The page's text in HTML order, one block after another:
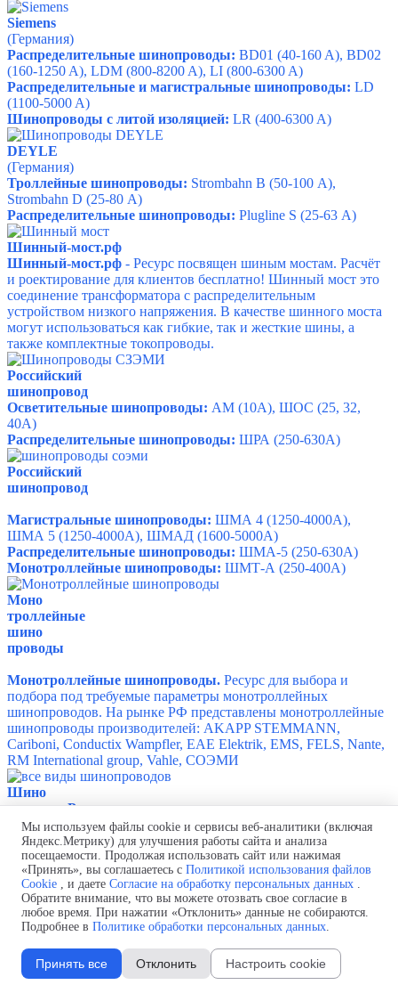
Siemens
(Германия)
Распределительные шинопроводы: BD01 (40-160 A), BD02
(160-1250 A), LDM (800-8200 A), LI (800-6300 A)
Распределительные и магистральные шинопроводы: LD
(1100-5000 A)
Шинопроводы с литой изоляцией: LR (400-6300 A)
DEYLE
(Германия)
Троллейные шинопроводы: Strombahn B (50-100 А),
Strombahn D (25-80 А)
Распределительные шинопроводы: Plugline S (25-63 А)
Шинный-мост.рф
Шинный-мост.рф - Ресурс посвящен шиным мостам. Расчёт
и роектирование для клиентов бесплатно! Шинный мост это
соединение трансформатора с распределительным
устройством низкого напряжения. В качестве шинного моста
могут использоваться как гибкие, так и жесткие шины, а
также комплектные токопроводы.
Российский
шинопровод
Осветительные шинопроводы: АМ (10А), ШОС (25, 32,
40А)
Распределительные шинопроводы: ШРА (250-630А)
Российский
шинопровод
Магистральные шинопроводы: ШМА 4 (1250-4000А),
ШМА 5 (1250-4000А), ШМАД (1600-5000А)
Распределительные шинопроводы: ШМА-5 (250-630А)
Монотроллейные шинопроводы: ШМТ-А (250-400А)
Моно
троллейные
шино
проводы
Монотроллейные шинопроводы. Ресурс для выбора и
подбора под требуемые параметры монотроллейных
шинопроводов. На рынке РФ представлены монотроллейные
шинопроводы производителей: AKAPP STEMMANN,
Cariboni, Conductix Wampfler, EAE Elektrik, EMS, FELS, Nante,
RM International group, Vahle, СОЭМИ
Шино
проводы России
Российские шинопроводы. Сайт посвящен отечественным
брендам шинопроводов: Bafen,DKC, EKF,KLM engineering,
Metaenergy,PitON,SIBAR, TEHNOTRON,Космоэлектро,
Мосэлектрощит,РТК-ЭЛЕКТРО-М, СЗЭМИ,СОЭМИ
Российский
шино
провод
Мы используем файлы cookie и сервисы веб-аналитики (включая
Яндекс.Метрику) для улучшения работы сайта и анализа
посещаемости. Продолжая использовать сайт или нажимая
«Принять», вы соглашаетесь с Политикой использования файлов
Cookie , и даете Согласие на обработку персональных данных .
Обратите внимание, что вы можете отозвать свое согласие в
любое время. При нажатии «Отклонить» данные не собираются.
Подробнее в Политике обработки персональных данных.
Принять все Отклонить Настроить cookie